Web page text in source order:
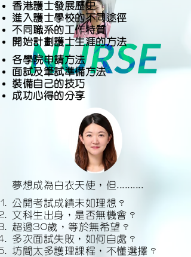
香港護士發展歷史
進入護士學校的不同途徑
不同職系的工作特質
開始計劃護士生涯的方法
各學院申請方法
面試及筆試準備方法
裝備自己的技巧
成功心得的分享
夢想成為白衣天使，但..........
公開考試成績未如理想？
文科生出身，是否無機會？
超過30歲，等於無希望？
多次面試失敗，如何自處？
坊間太多護理課程，不懂選擇？